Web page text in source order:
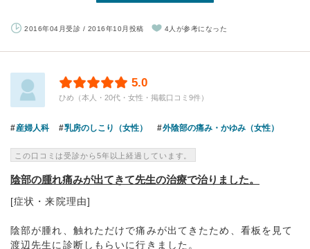
2016年04月受診 / 2016年10月投稿 4人が参考になった
5.0
ひめ（本人・20代・女性・掲載口コミ9件）
産婦人科 乳房のしこり（女性） 外陰部の痛み・かゆみ（女性）
この口コミは受診から5年以上経過しています。
陰部の腫れ痛みが出てきて先生の治療で治りました。
[症状・来院理由]
陰部が腫れ、触れただけで痛みが出てきたため、看板を見て
渡辺先生に診断しもらいに行きました。